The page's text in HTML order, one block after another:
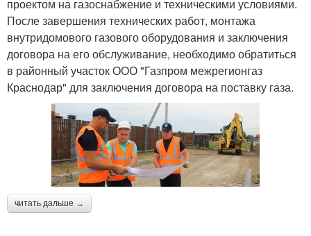
проектом на газоснабжение и техническими условиями.
После завершения технических работ, монтажа
внутридомового газового оборудования и заключения
договора на его обслуживание, необходимо обратиться
в районный участок ООО "Газпром межрегионгаз
Краснодар" для заключения договора на поставку газа.
читать дальше →